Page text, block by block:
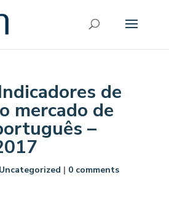
de
mercado de
–
Uncategorized | 0 comments